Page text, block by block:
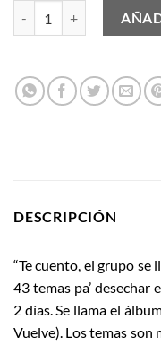
El Búlgaro Matajare 9 VRV
DESCRIPCIÓN
“Te cuento, el grupo se
43 temas pa’ desechar
2 días. Se llama el
Vuelve). Los temas son